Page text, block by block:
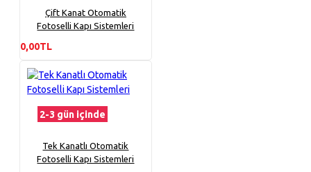
Çift Kanat Otomatik
Fotoselli Kapı Sistemleri
0,00TL
2-3 gün içinde
Tek Kanatlı Otomatik
Fotoselli Kapı Sistemleri